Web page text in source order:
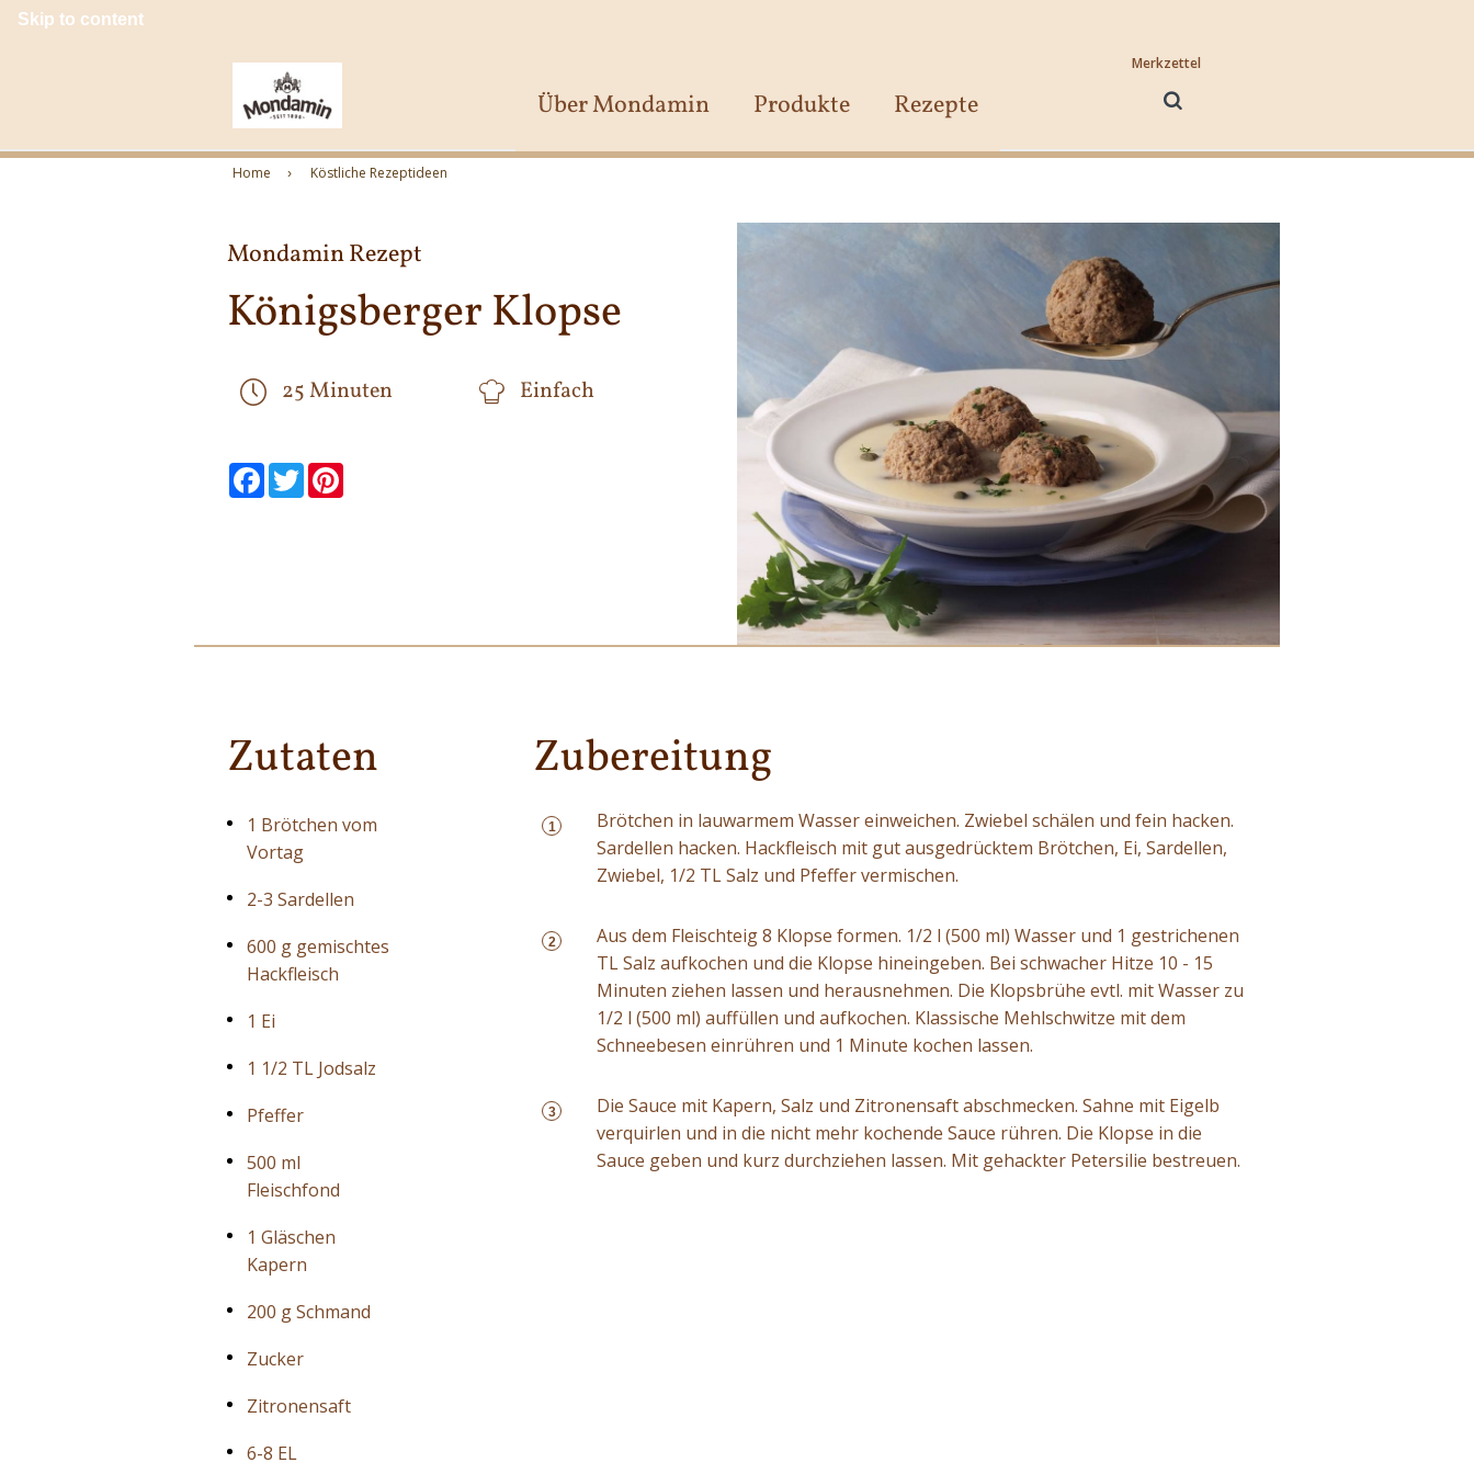
Skip to content
Über Mondamin Produkte Rezepte
Merkzettel
Home Köstliche Rezeptideen
Mondamin Rezept
Königsberger Klopse
25 Minuten Einfach
null
Facebook
null null
Twitter
null null
null
Zutaten
1 Brötchen vom
Vortag
2-3 Sardellen
600 g gemischtes
Hackfleisch
1 Ei
1 1/2 TL Jodsalz
Pfeffer
500 ml
Fleischfond
1 Gläschen
Kapern
200 g Schmand
Zucker
Zitronensaft
6-8 EL
Zubereitung
1
Brötchen in lauwarmem Wasser einweichen. Zwiebel schälen und fein hacken.
Sardellen hacken. Hackfleisch mit gut ausgedrücktem Brötchen, Ei, Sardellen,
Zwiebel, 1/2 TL Salz und Pfeffer vermischen.
2
Aus dem Fleischteig 8 Klopse formen. 1/2 l (500 ml) Wasser und 1 gestrichenen
TL Salz aufkochen und die Klopse hineingeben. Bei schwacher Hitze 10 - 15
Minuten ziehen lassen und herausnehmen. Die Klopsbrühe evtl. mit Wasser zu
1/2 l (500 ml) auffüllen und aufkochen. Klassische Mehlschwitze mit dem
Schneebesen einrühren und 1 Minute kochen lassen.
3
Die Sauce mit Kapern, Salz und Zitronensaft abschmecken. Sahne mit Eigelb
verquirlen und in die nicht mehr kochende Sauce rühren. Die Klopse in die
Sauce geben und kurz durchziehen lassen. Mit gehackter Petersilie bestreuen.